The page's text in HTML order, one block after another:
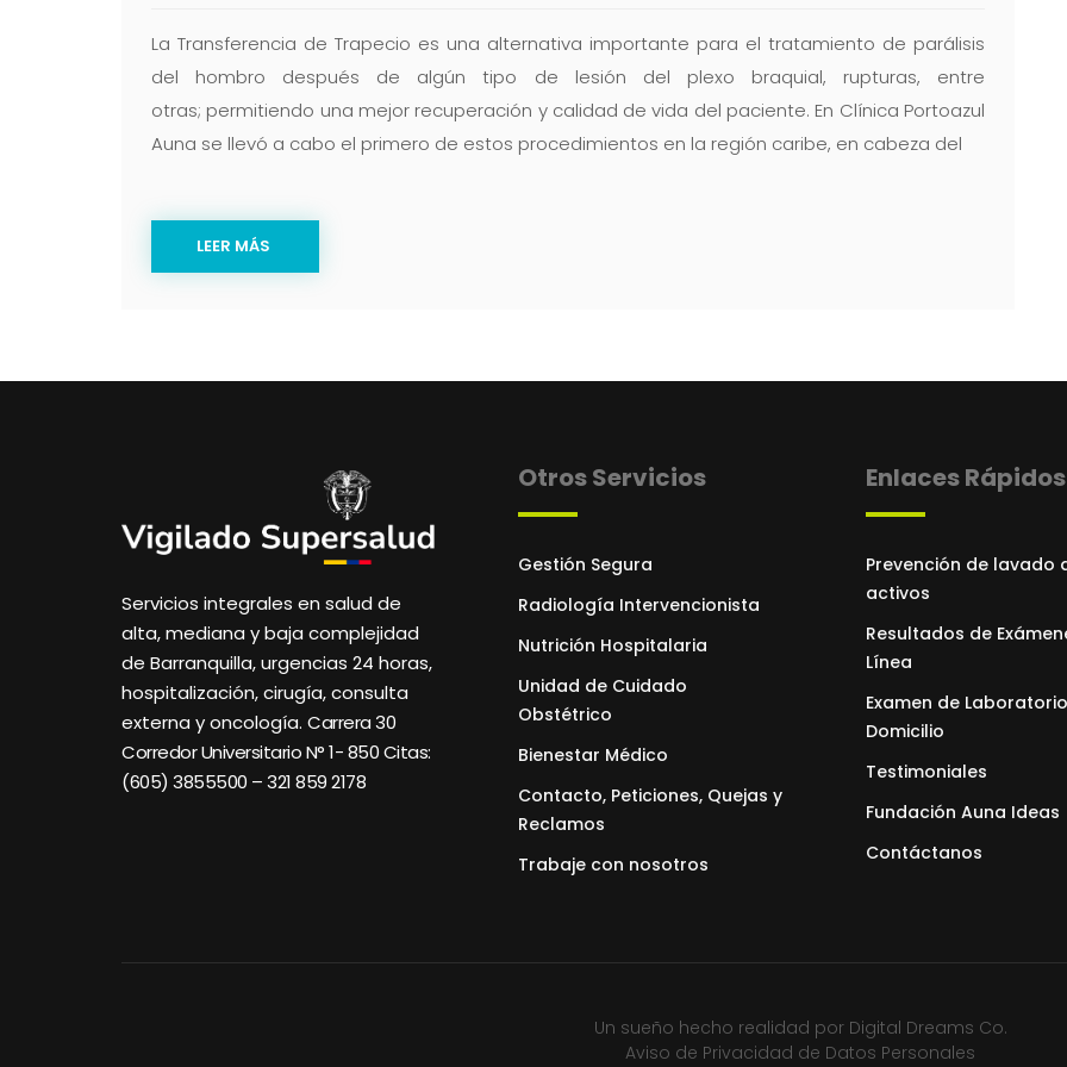
La Transferencia de Trapecio es una alternativa importante para el tratamiento de parálisis
del hombro después de algún tipo de lesión del plexo braquial, rupturas, entre
otras; permitiendo una mejor recuperación y calidad de vida del paciente. En Clínica Portoazul
Auna se llevó a cabo el primero de estos procedimientos en la región caribe, en cabeza del
LEER MÁS
Servicios integrales en salud de
alta, mediana y baja complejidad
de Barranquilla, urgencias 24 horas,
hospitalización, cirugía, consulta
externa y oncología. Carrera 30
Corredor Universitario N° 1- 850 Citas:
(605) 3855500 – 321 859 2178
Otros Servicios
Gestión Segura
Radiología Intervencionista
Nutrición Hospitalaria
Unidad de Cuidado
Obstétrico
Bienestar Médico
Contacto, Peticiones, Quejas y
Reclamos
Trabaje con nosotros
Enlaces Rápidos
Prevención de lavado
activos
Resultados de
Línea
Examen de
Domicilio
Testimoniales
Fundación Auna Ideas
Contáctanos
Un sueño hecho realidad por Digital Dreams Co.
Aviso de Privacidad de Datos Personales